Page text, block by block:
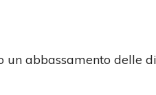
un abbassamento delle